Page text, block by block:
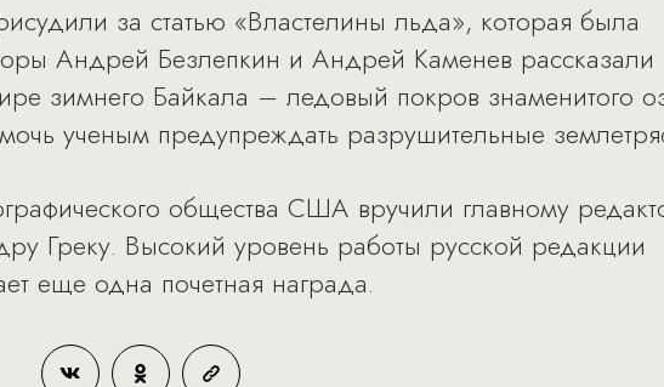
за статью «Властелины льда», которая была
Андрей Безлепкин и Андрей Каменев рассказали
зимнего Байкала – ледовый покров знаменитого
ученым предупреждать разрушительные
общества США вручили главному
Греку. Высокий уровень работы русской редакции
еще одна почетная награда.